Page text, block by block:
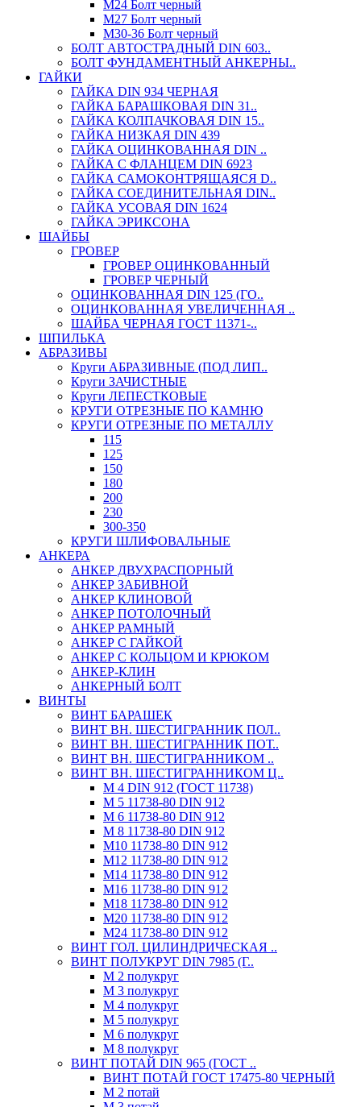
М24 Болт черный
М27 Болт черный
М30-36 Болт черный
БОЛТ АВТОСТРАДНЫЙ DIN 603..
БОЛТ ФУНДАМЕНТНЫЙ АНКЕРНЫ..
ГАЙКИ
ГАЙКА DIN 934 ЧЕРНАЯ
ГАЙКА БАРАШКОВАЯ DIN 31..
ГАЙКА КОЛПАЧКОВАЯ DIN 15..
ГАЙКА НИЗКАЯ DIN 439
ГАЙКА ОЦИНКОВАННАЯ DIN ..
ГАЙКА С ФЛАНЦЕМ DIN 6923
ГАЙКА САМОКОНТРЯЩАЯСЯ D..
ГАЙКА СОЕДИНИТЕЛЬНАЯ DIN..
ГАЙКА УСОВАЯ DIN 1624
ГАЙКА ЭРИКСОНА
ШАЙБЫ
ГРОВЕР
ГРОВЕР ОЦИНКОВАННЫЙ
ГРОВЕР ЧЕРНЫЙ
ОЦИНКОВАННАЯ DIN 125 (ГО..
ОЦИНКОВАННАЯ УВЕЛИЧЕННАЯ ..
ШАЙБА ЧЕРНАЯ ГОСТ 11371-..
ШПИЛЬКА
АБРАЗИВЫ
Круги АБРАЗИВНЫЕ (ПОД ЛИП..
Круги ЗАЧИСТНЫЕ
Круги ЛЕПЕСТКОВЫЕ
КРУГИ ОТРЕЗНЫЕ ПО КАМНЮ
КРУГИ ОТРЕЗНЫЕ ПО МЕТАЛЛУ
115
125
150
180
200
230
300-350
КРУГИ ШЛИФОВАЛЬНЫЕ
АНКЕРА
АНКЕР ДВУХРАСПОРНЫЙ
АНКЕР ЗАБИВНОЙ
АНКЕР КЛИНОВОЙ
АНКЕР ПОТОЛОЧНЫЙ
АНКЕР РАМНЫЙ
АНКЕР С ГАЙКОЙ
АНКЕР С КОЛЬЦОМ И КРЮКОМ
АНКЕР-КЛИН
АНКЕРНЫЙ БОЛТ
ВИНТЫ
ВИНТ БАРАШЕК
ВИНТ ВН. ШЕСТИГРАННИК ПОЛ..
ВИНТ ВН. ШЕСТИГРАННИК ПОТ..
ВИНТ ВН. ШЕСТИГРАННИКОМ ..
ВИНТ ВН. ШЕСТИГРАННИКОМ Ц..
М 4 DIN 912 (ГОСТ 11738)
М 5 11738-80 DIN 912
М 6 11738-80 DIN 912
М 8 11738-80 DIN 912
М10 11738-80 DIN 912
М12 11738-80 DIN 912
М14 11738-80 DIN 912
М16 11738-80 DIN 912
М18 11738-80 DIN 912
М20 11738-80 DIN 912
М24 11738-80 DIN 912
ВИНТ ГОЛ. ЦИЛИНДРИЧЕСКАЯ ..
ВИНТ ПОЛУКРУГ DIN 7985 (Г..
М 2 полукруг
М 3 полукруг
М 4 полукруг
М 5 полукруг
М 6 полукруг
М 8 полукруг
ВИНТ ПОТАЙ DIN 965 (ГОСТ ..
ВИНТ ПОТАЙ ГОСТ 17475-80 ЧЕРНЫЙ
М 2 потай